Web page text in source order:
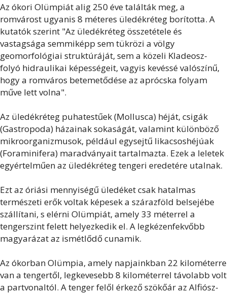
Az ókori Olümpiát alig 250 éve találták meg, a
romvárost ugyanis 8 méteres üledékréteg borította. A
kutatók szerint "Az üledékréteg összetétele és
vastagsága semmiképp sem tükrözi a völgy
geomorfológiai struktúráját, sem a közeli Kladeosz-
folyó hidraulikai képességeit, vagyis kevéssé valószínű,
hogy a romváros betemetődése az aprócska folyam
műve lett volna".
Az üledékréteg puhatestűek (Mollusca) héját, csigák
(Gastropoda) házainak sokaságát, valamint különböző
mikroorganizmusok, például egysejtű likacsoshéjúak
(Foraminifera) maradványait tartalmazta. Ezek a leletek
egyértelműen az üledékréteg tengeri eredetére utalnak.
Ezt az óriási mennyiségű üledéket csak hatalmas
természeti erők voltak képesek a szárazföld belsejébe
szállítani, s elérni Olümpiát, amely 33 méterrel a
tengerszint felett helyezkedik el. A legkézenfekvőbb
magyarázat az ismétlődő cunamik.
Az ókorban Olümpia, amely napjainkban 22 kilométerre
van a tengertől, legkevesebb 8 kilométerrel távolabb volt
a partvonaltól. A tenger felől érkező szökőár az Alfiósz-